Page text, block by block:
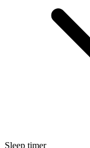
Sleep timer